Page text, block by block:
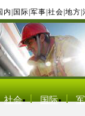
内 国际 军事 社会 地方
社会 国际